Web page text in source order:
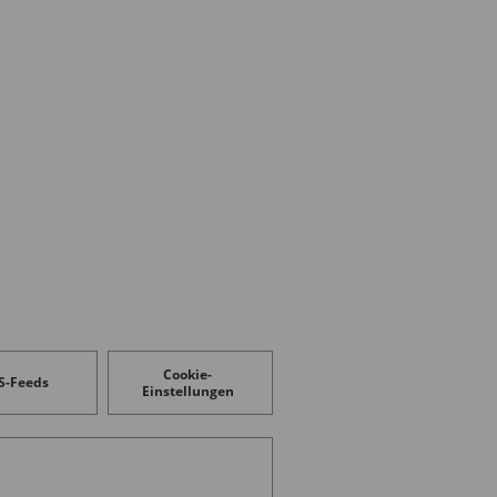
Feeds
Cookie-
Einstellungen